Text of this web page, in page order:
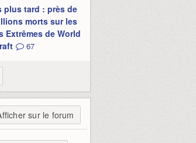
plus tard : près de
morts sur les
Extrêmes de World
67
sur le forum